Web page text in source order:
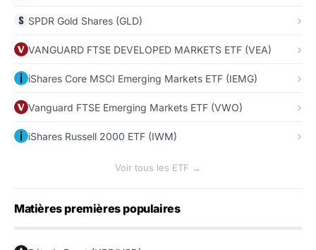
SPDR Gold Shares (GLD)
VANGUARD FTSE DEVELOPED MARKETS ETF (VEA)
iShares Core MSCI Emerging Markets ETF (IEMG)
Vanguard FTSE Emerging Markets ETF (VWO)
iShares Russell 2000 ETF (IWM)
Voir tous les ETF →
Matières premières populaires